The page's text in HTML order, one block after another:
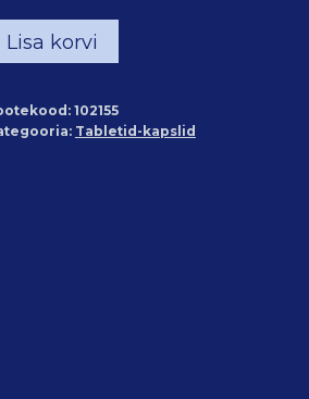
Lisa korvi
102155
Tabletid-kapslid